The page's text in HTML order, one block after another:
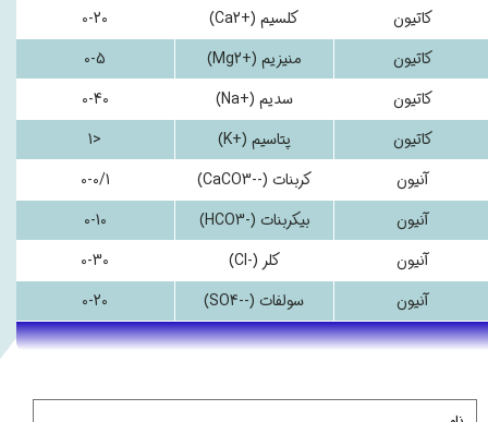
کاتیون کلسیم (+Ca2)
0-20
کاتیون
منیزیم (+Mg2)
0-5
کاتیون
سدیم (+Na)
0-40
کاتیون
پتاسیم (+K)
<1
آنیون
کربنات (--CaCO3)
0-0/1
آنیون
بیکربنات (-HCO3)
0-10
آنیون
کلر (-Cl)
0-30
آنیون
سولفات (--SO4) 0-20